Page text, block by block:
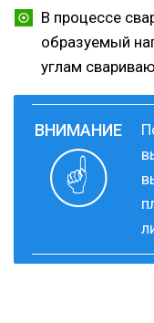
В процессе
образуемый
углам